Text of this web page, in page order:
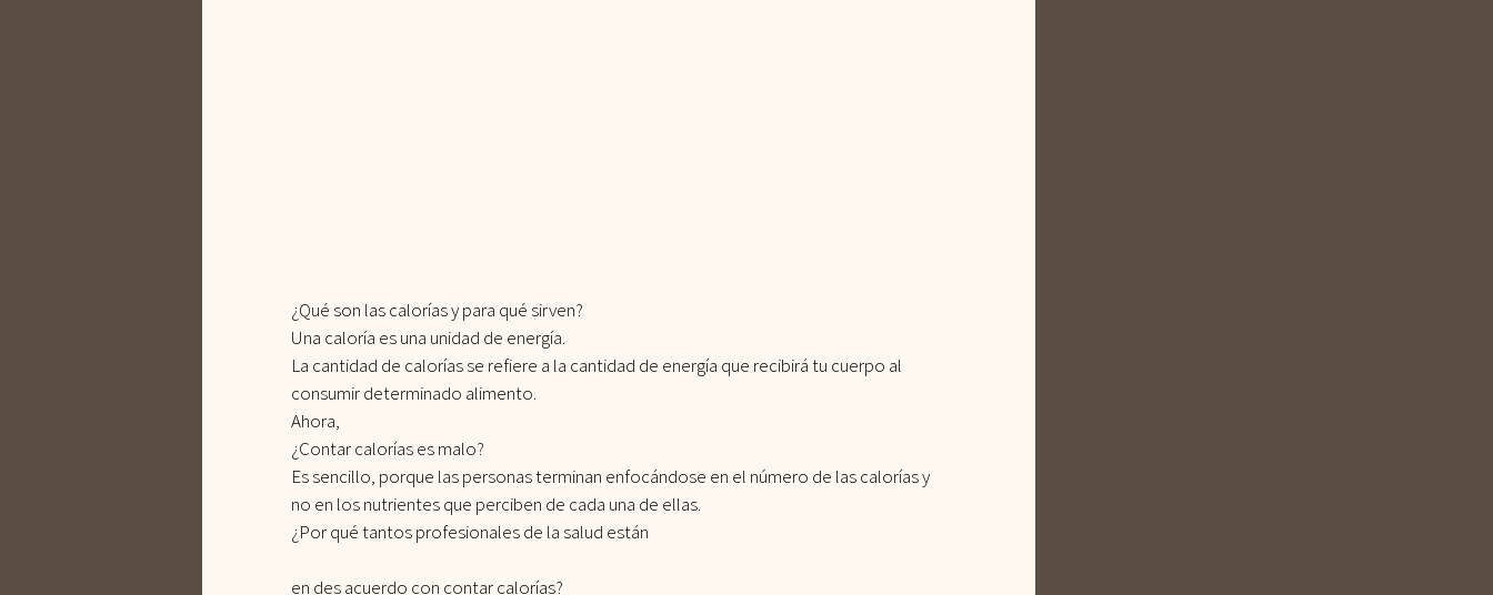
¿Qué son las calorías y para qué sirven?
Una caloría es una unidad de energía.
La cantidad de calorías se refiere a la cantidad de energía que recibirá tu cuerpo al
consumir determinado alimento.
Ahora,
¿Contar calorías es malo?
Es sencillo, porque las personas terminan enfocándose en el número de las calorías y
no en los nutrientes que perciben de cada una de ellas.
¿Por qué tantos profesionales de la salud están
en des acuerdo con contar calorías?